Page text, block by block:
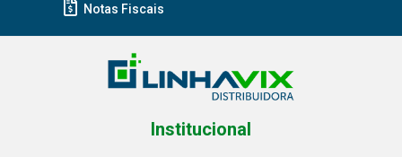
Notas Fiscais
Institucional